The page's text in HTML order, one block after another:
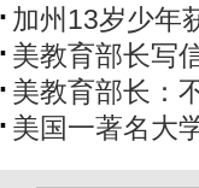
加州13岁少年
美教育部长写
美教育部长：
美国一著名大